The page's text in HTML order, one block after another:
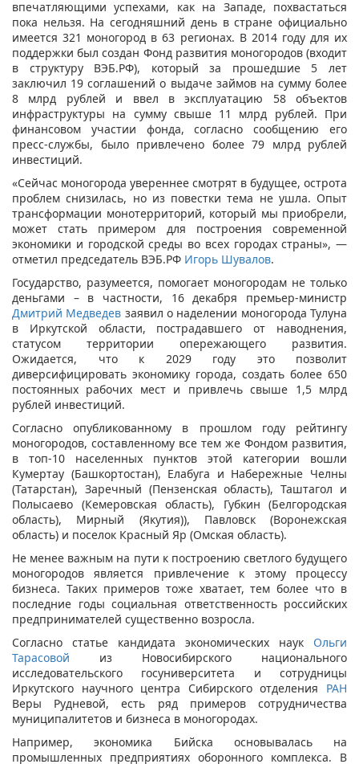
впечатляющими успехами, как на Западе, похвастаться
пока нельзя. На сегодняшний день в стране официально
имеется 321 моногород в 63 регионах. В 2014 году для их
поддержки был создан Фонд развития моногородов (входит
в структуру ВЭБ.РФ), который за прошедшие 5 лет
заключил 19 соглашений о выдаче займов на сумму более
8 млрд рублей и ввел в эксплуатацию 58 объектов
инфраструктуры на сумму свыше 11 млрд рублей. При
финансовом участии фонда, согласно сообщению его
пресс-службы, было привлечено более 79 млрд рублей
инвестиций.
«Сейчас моногорода увереннее смотрят в будущее, острота
проблем снизилась, но из повестки тема не ушла. Опыт
трансформации монотерриторий, который мы приобрели,
может стать примером для построения современной
экономики и городской среды во всех городах страны», —
отметил председатель ВЭБ.РФ Игорь Шувалов.
Государство, разумеется, помогает моногородам не только
деньгами – в частности, 16 декабря премьер-министр
Дмитрий Медведев заявил о наделении моногорода Тулуна
в Иркутской области, пострадавшего от наводнения,
статусом территории опережающего развития.
Ожидается, что к 2029 году это позволит
диверсифицировать экономику города, создать более 650
постоянных рабочих мест и привлечь свыше 1,5 млрд
рублей инвестиций.
Согласно опубликованному в прошлом году рейтингу
моногородов, составленному все тем же Фондом развития,
в топ-10 населенных пунктов этой категории вошли
Кумертау (Башкортостан), Елабуга и Набережные Челны
(Татарстан), Заречный (Пензенская область), Таштагол и
Полысаево (Кемеровская область), Губкин (Белгородская
область), Мирный (Якутия)), Павловск (Воронежская
область) и поселок Красный Яр (Омская область).
Не менее важным на пути к построению светлого будущего
моногородов является привлечение к этому процессу
бизнеса. Таких примеров тоже хватает, тем более что в
последние годы социальная ответственность российских
предпринимателей существенно возросла.
Согласно статье кандидата экономических наук Ольги
Тарасовой из Новосибирского национального
исследовательского госуниверситета и сотрудницы
Иркутского научного центра Сибирского отделения РАН
Веры Рудневой, есть ряд примеров сотрудничества
муниципалитетов и бизнеса в моногородах.
Например, экономика Бийска основывалась на
промышленных предприятиях оборонного комплекса. В